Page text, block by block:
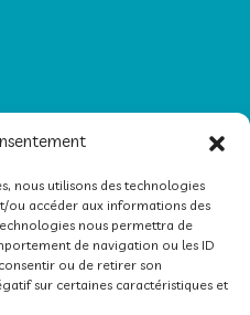
nous utilisons des technologies
ou accéder aux informations des
nous permettra de
de navigation ou les ID
ou de retirer son
sur certaines caractéristiques et
18h